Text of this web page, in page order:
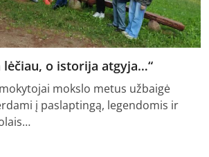
lėčiau, o istorija atgyja…“
mokslo metus užbaigė
į paslaptingą, legendomis ir